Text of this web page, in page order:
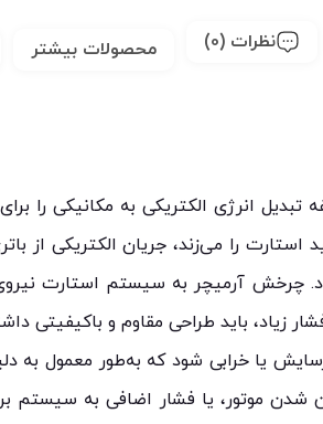
نظرات (0) محصولات بیشتر
انرژی الکتریکی به مکانیکی را
را می‌زند، جریان الکتریکی از
چرخش آرمیچر به سیستم استارت
زیاد، باید طراحی مقاوم و باکیفیتی
یا خرابی شود که به‌طور معمول
موتور، یا فشار اضافی به سیستم